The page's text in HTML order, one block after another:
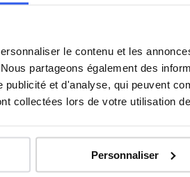
le contenu et les
partageons également des
publicité et d'analyse, qui peuvent
collectées lors de votre utilisation
Personnaliser
du Lycée Marie
Anglais